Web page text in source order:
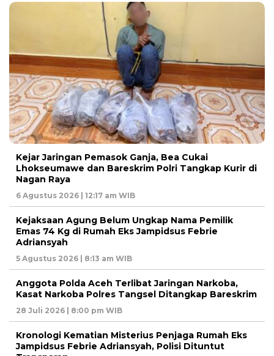
Kejar Jaringan Pemasok Ganja, Bea Cukai
Lhokseumawe dan Bareskrim Polri Tangkap Kurir di
Nagan Raya
6 Agustus 2026 | 12:17 am WIB
Kejaksaan Agung Belum Ungkap Nama Pemilik
Emas 74 Kg di Rumah Eks Jampidsus Febrie
Adriansyah
5 Agustus 2026 | 8:13 am WIB
Anggota Polda Aceh Terlibat Jaringan Narkoba,
Kasat Narkoba Polres Tangsel Ditangkap Bareskrim
28 Juli 2026 | 8:00 pm WIB
Kronologi Kematian Misterius Penjaga Rumah Eks
Jampidsus Febrie Adriansyah, Polisi Dituntut